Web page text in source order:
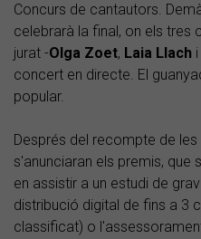
Concurs de cantautors.
celebrarà la final, on els tres
jurat -Olga Zoet, Laia Llach i
concert en directe. El
popular.
Després del recompte de
s'anunciaran els premis, que
en assistir a un estudi de
distribució digital de fins a 3
classificat) o